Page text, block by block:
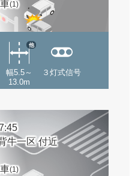
(1)
幅5.5～
13.0m
他
３灯式信号
牛一区 付近
(1)